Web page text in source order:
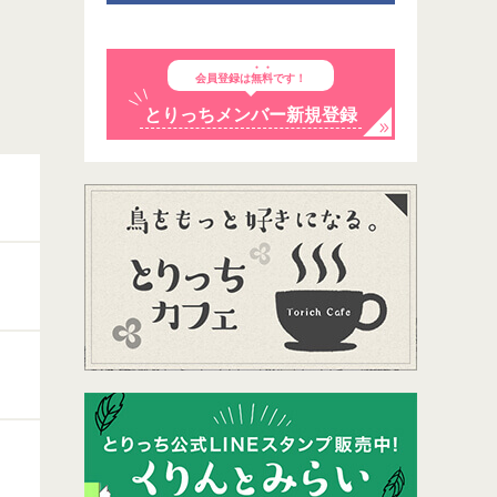
会員登録は無料です！
とりっちメンバー新規登録